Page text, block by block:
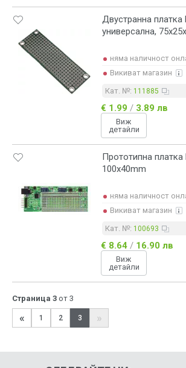
36x26
37x17
38x18
42x18 [mm]
44x22 [mm]
45x91x1.6
57x18
60x1.6
71x94x1.6
74x20x1.6
83x26
Двустранна платка
универсална,
няма наличност
Викиват магазин
Кат. №: 111885
€ 1.99 / 3.89 лв
Виж
детайли
Прототипна платка
100x40mm
няма наличност
Викиват магазин
Кат. №: 100693
€ 8.64 / 16.90 лв
Виж
детайли
Страница 3 от 3
« 1 2 3 »